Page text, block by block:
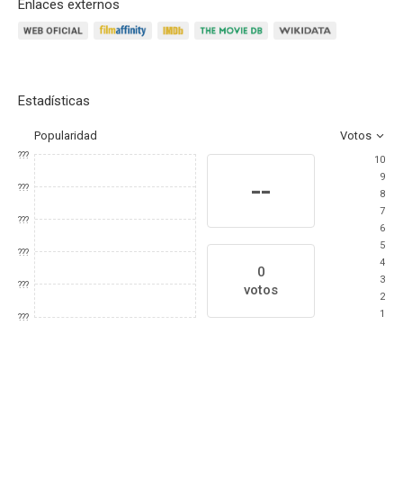
Enlaces externos
Estadísticas
Popularidad Votos
???
???
???
???
???
???
--
0
votos
10
9
8
7
6
5
4
3
2
1